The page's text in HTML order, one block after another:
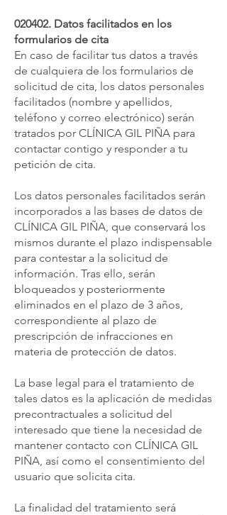
020402. Datos facilitados en los
formularios de cita
En caso de facilitar tus datos a través
de cualquiera de los formularios de
solicitud de cita, los datos personales
facilitados (nombre y apellidos,
teléfono y correo electrónico) serán
tratados por CLÍNICA GIL PIÑA para
contactar contigo y responder a tu
petición de cita.
Los datos personales facilitados serán
incorporados a las bases de datos de
CLÍNICA GIL PIÑA, que conservará los
mismos durante el plazo indispensable
para contestar a la solicitud de
información. Tras ello, serán
bloqueados y posteriormente
eliminados en el plazo de 3 años,
correspondiente al plazo de
prescripción de infracciones en
materia de protección de datos.
La base legal para el tratamiento de
tales datos es la aplicación de medidas
precontractuales a solicitud del
interesado que tiene la necesidad de
mantener contacto con CLÍNICA GIL
PIÑA, así como el consentimiento del
usuario que solicita cita.
La finalidad del tratamiento será